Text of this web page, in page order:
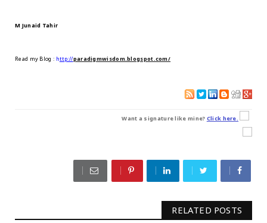
M Junaid Tahir
Read my Blog : http://paradigmwisdom.blogspot.com/
Want a signature like mine?Click here.
RELATED POSTS